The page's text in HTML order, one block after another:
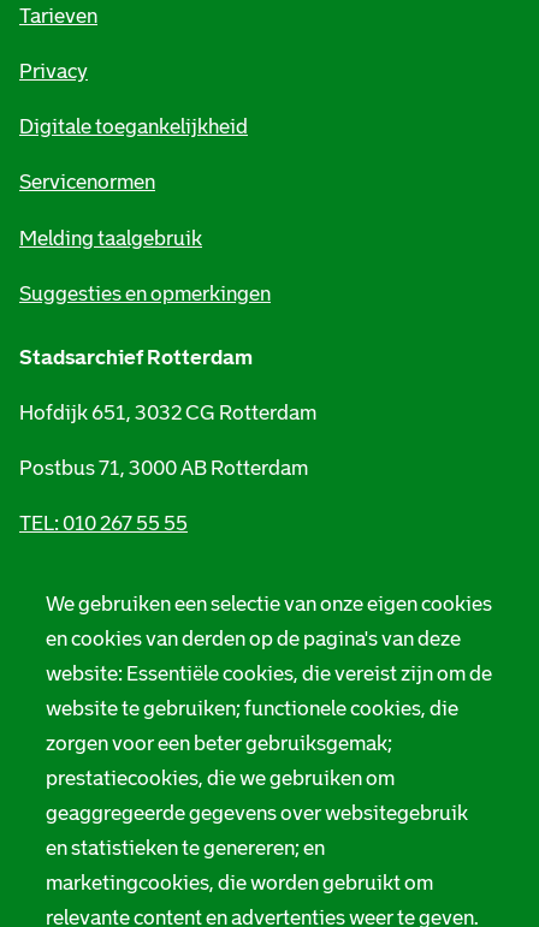
We gebruiken een selectie van onze eigen cookies
en cookies van derden op de pagina's van deze
website: Essentiële cookies, die vereist zijn om de
website te gebruiken; functionele cookies, die
zorgen voor een beter gebruiksgemak;
prestatiecookies, die we gebruiken om
geaggregeerde gegevens over websitegebruik
en statistieken te genereren; en
marketingcookies, die worden gebruikt om
relevante content en advertenties weer te geven.
Tarieven
Privacy
Digitale toegankelijkheid
Servicenormen
Melding taalgebruik
Suggesties en opmerkingen
Stadsarchief Rotterdam
Hofdijk 651, 3032 CG Rotterdam
Postbus 71, 3000 AB Rotterdam
TEL: 010 267 55 55
a
e
o
o
k
S
a
d
s
a
c
n
t
a
g
r
a
m
t
a
d
s
r
c
o
u
t
u
b
e
S
t
d
s
a
r
h
i
k
d
I
n
S
a
d
s
a
c
h
S
a
d
s
a
r
c
i
e
f
R
t